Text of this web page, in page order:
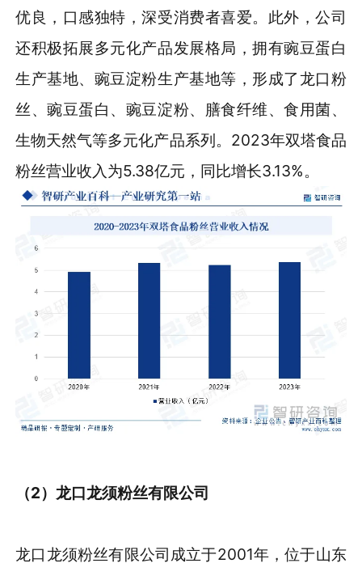
优良，口感独特，深受消费者喜爱。此外，公司
还积极拓展多元化产品发展格局，拥有豌豆蛋白
生产基地、豌豆淀粉生产基地等，形成了龙口粉
丝、豌豆蛋白、豌豆淀粉、膳食纤维、食用菌、
生物天然气等多元化产品系列。2023年双塔食品
粉丝营业收入为5.38亿元，同比增长3.13%。
（2）龙口龙须粉丝有限公司
龙口龙须粉丝有限公司成立于2001年，位于山东